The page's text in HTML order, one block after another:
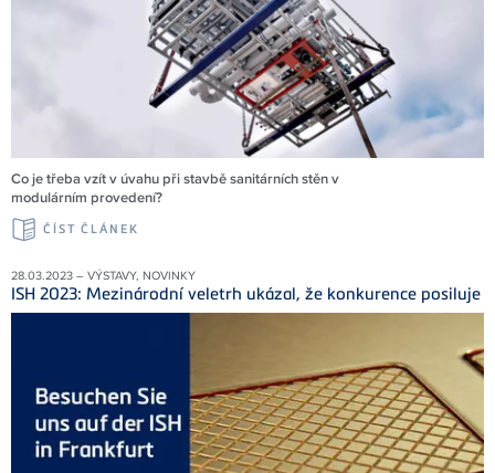
Co je třeba vzít v úvahu při stavbě sanitárních stěn v
modulárním provedení?
ČÍST ČLÁNEK
28.03.2023 – VÝSTAVY, NOVINKY
ISH 2023: Mezinárodní veletrh ukázal, že konkurence posiluje